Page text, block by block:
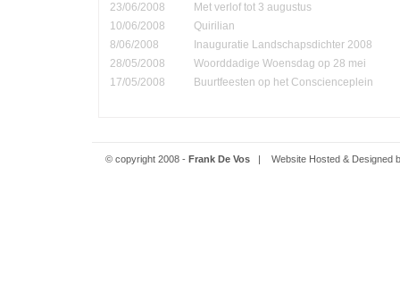
23/06/2008
Met verlof tot 3 augustus
10/06/2008
Quirilian
8/06/2008
Inauguratie Landschapsdichter 2008
28/05/2008
Woorddadige Woensdag op 28 mei
17/05/2008
Buurtfeesten op het Conscienceplein
© copyright 2008 - Frank De Vos| Website Hosted & Designed